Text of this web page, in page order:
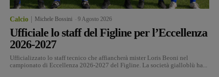
Calcio Michele Bossini 9 Agosto 2026
Ufficiale lo staff del Figline per l’Eccellenza
2026-2027
Ufficializzato lo staff tecnico che affiancherà mister Loris Beoni nel
campionato di Eccellenza 2026-2027 del Figline. La società gialloblù ha...